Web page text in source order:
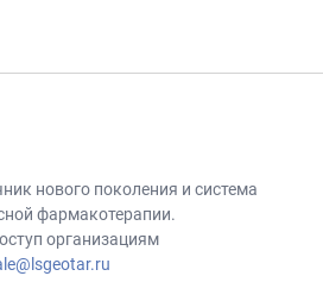
нового поколения и система
фармакотерапии.
организациям